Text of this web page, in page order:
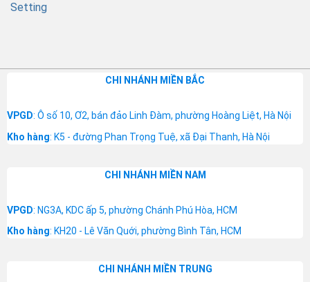
Setting
CHI NHÁNH MIỀN BẮC
VPGD: Ô số 10, Ơ2, bán đảo Linh Đàm, phường Hoàng Liệt, Hà Nội
Kho hàng: K5 - đường Phan Trọng Tuệ, xã Đại Thanh, Hà Nội
CHI NHÁNH MIỀN NAM
VPGD: NG3A, KDC ấp 5, phường Chánh Phú Hòa, HCM
Kho hàng: KH20 - Lê Văn Quới, phường Bình Tân, HCM
CHI NHÁNH MIỀN TRUNG